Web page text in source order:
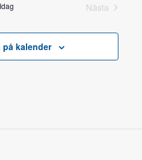
Idag Nästa
på kalender